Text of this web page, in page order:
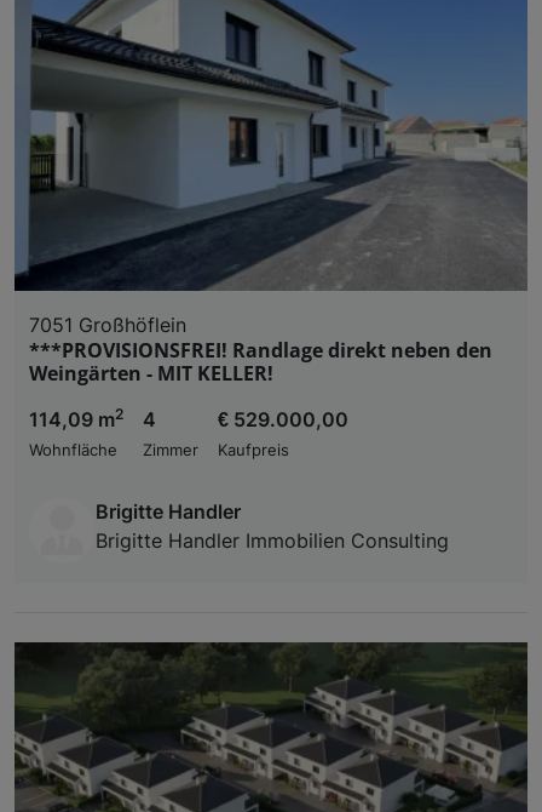
7051 Großhöflein
***PROVISIONSFREI! Randlage direkt neben den
Weingärten - MIT KELLER!
114,09 m2
Wohnfläche
4
Zimmer
€ 529.000,00
Kaufpreis
Brigitte Handler
Brigitte Handler Immobilien Consulting